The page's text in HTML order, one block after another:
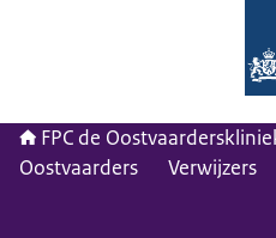
FPC de
Oostvaarders
Verwijzers